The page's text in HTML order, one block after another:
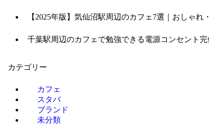
【2025年版】気仙沼駅周辺のカフェ7選｜おしゃ
千葉駅周辺のカフェで勉強できる電源コンセント
カテゴリー
カフェ
スタバ
ブランド
未分類